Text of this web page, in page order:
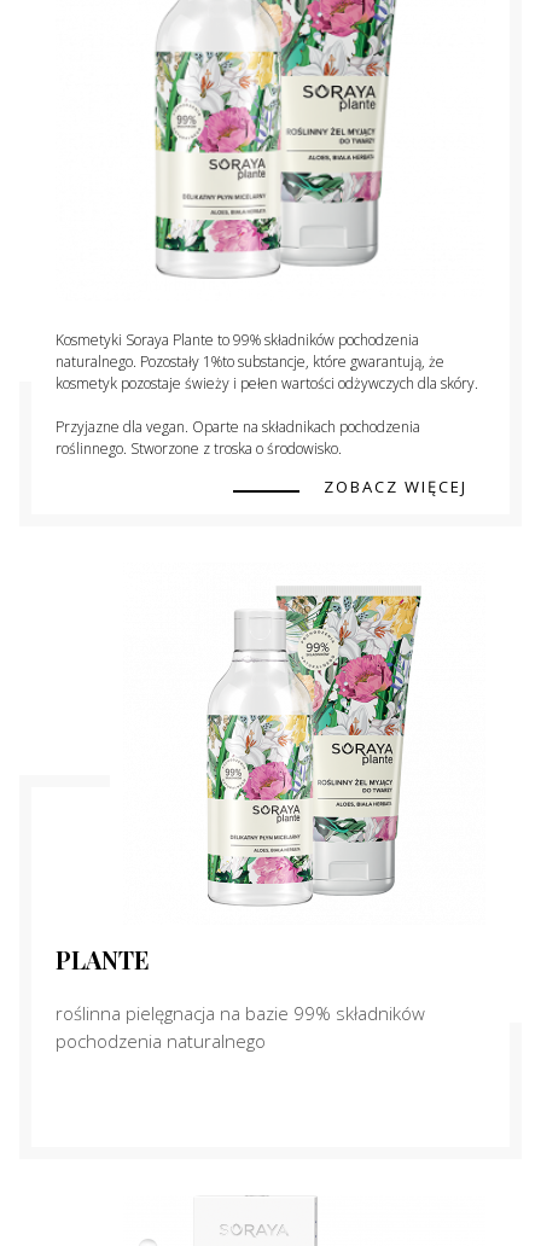
Kosmetyki Soraya Plante to 99% składników pochodzenia
naturalnego. Pozostały 1%to substancje, które gwarantują, że
kosmetyk pozostaje świeży i pełen wartości odżywczych dla skóry.
Przyjazne dla vegan. Oparte na składnikach pochodzenia
roślinnego. Stworzone z troska o środowisko.
ZOBACZ WIĘCEJ
PLANTE
roślinna pielęgnacja na bazie 99% składników
pochodzenia naturalnego